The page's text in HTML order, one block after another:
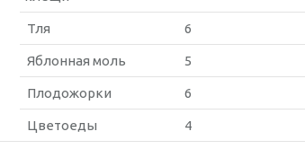
Тля 6
Яблонная моль 5
Плодожорки 6
Цветоеды 4